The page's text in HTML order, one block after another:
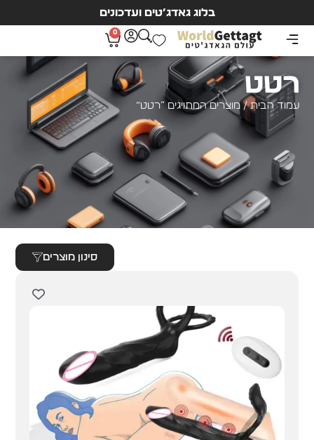
בלוג גאדג’טים ועדכונים
0
רטט
עמוד הבית/ מוצרים המתויגים “רטט”
סינון מוצרים